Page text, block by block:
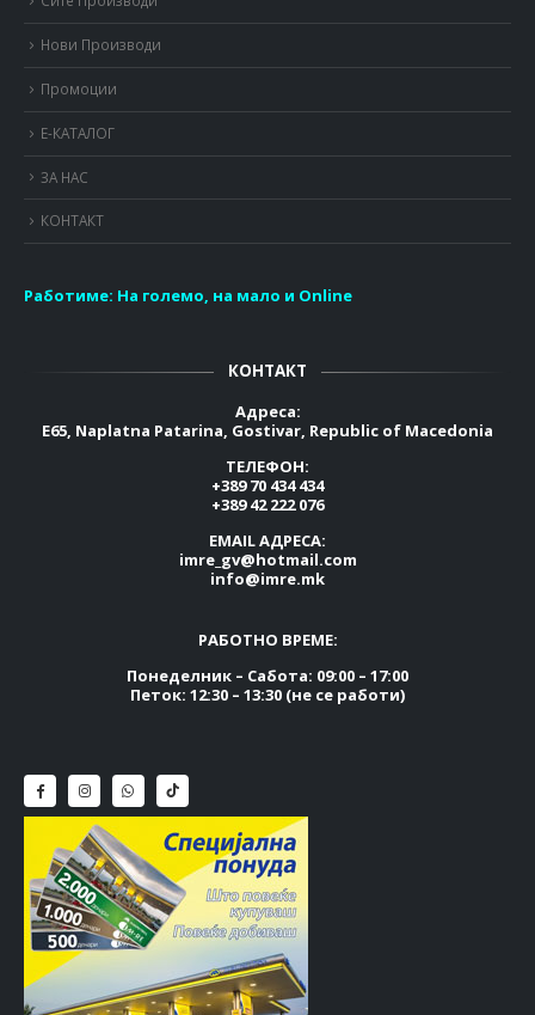
Нови Производи
Промоции
Е-КАТАЛОГ
ЗА НАС
КОНТАКТ
Работиме: На големо, на мало и Online
КОНТАКТ
Адреса:
E65, Naplatna Patarina, Gostivar, Republic of Macedonia
ТЕЛЕФОН:
+389 70 434 434
+389 42 222 076
EMAIL АДРЕСА:
imre_gv@hotmail.com
info@imre.mk
РАБОТНО ВРЕМЕ:
Понеделник – Сабота: 09:00 – 17:00
Петок: 12:30 – 13:30 (не се работи)